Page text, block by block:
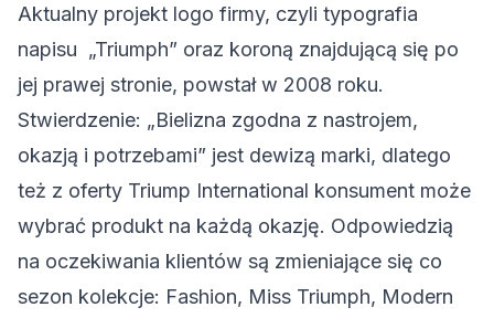
Aktualny projekt logo firmy, czyli typografia
napisu „Triumph” oraz koroną znajdującą się po
jej prawej stronie, powstał w 2008 roku.
Stwierdzenie: „Bielizna zgodna z nastrojem,
okazją i potrzebami” jest dewizą marki, dlatego
też z oferty Triump International konsument może
wybrać produkt na każdą okazję. Odpowiedzią
na oczekiwania klientów są zmieniające się co
sezon kolekcje: Fashion, Miss Triumph, Modern